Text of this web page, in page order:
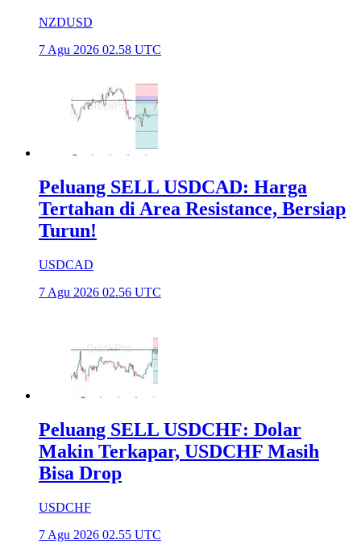
NZDUSD
7 Agu 2026 02.58 UTC
Peluang SELL USDCAD: Harga
Tertahan di Area Resistance, Bersiap
Turun!
USDCAD
7 Agu 2026 02.56 UTC
Peluang SELL USDCHF: Dolar
Makin Terkapar, USDCHF Masih
Bisa Drop
USDCHF
7 Agu 2026 02.55 UTC